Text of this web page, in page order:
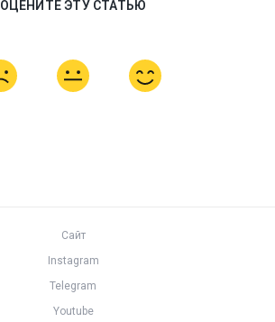
ОЦЕНИТЕ ЭТУ СТАТЬЮ
Сайт
Instagram
Telegram
Youtube